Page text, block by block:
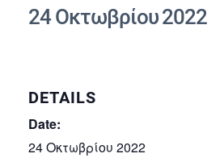
24 Οκτωβρίου 2022
DETAILS
Date:
24 Οκτωβρίου 2022